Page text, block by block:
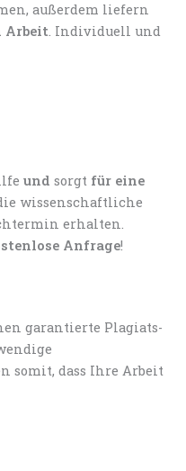
außerdem liefern
Arbeit. Individuell und
und sorgt für eine
wissenschaftliche
erhalten.
Anfrage!
garantierte Plagiats-
somit, dass Ihre Arbeit